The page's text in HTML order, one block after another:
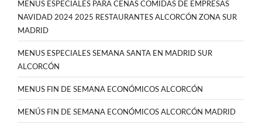
MENUS ESPECIALES PARA CENAS COMIDAS DE EMPRESAS
NAVIDAD 2024 2025 RESTAURANTES ALCORCÓN ZONA SUR
MADRID
MENUS ESPECIALES SEMANA SANTA EN MADRID SUR
ALCORCÓN
MENUS FIN DE SEMANA ECONÓMICOS ALCORCÓN
MENÚS FIN DE SEMANA ECONÓMICOS ALCORCÓN MADRID